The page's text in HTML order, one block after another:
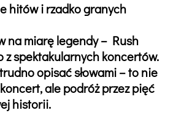
hitów i rzadko granych
na miarę legendy – Rush
z spektakularnych koncertów.
opisać słowami – to nie
koncert, ale podróż przez pięć
historii.